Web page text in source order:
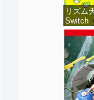
リズム
Switch